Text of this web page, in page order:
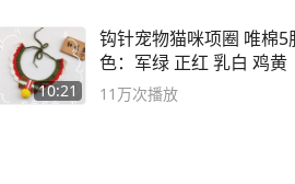
10:21
钩针宠物猫咪项圈 唯棉5股 颜
色：军绿 正红 乳白 鸡黄
11万次播放